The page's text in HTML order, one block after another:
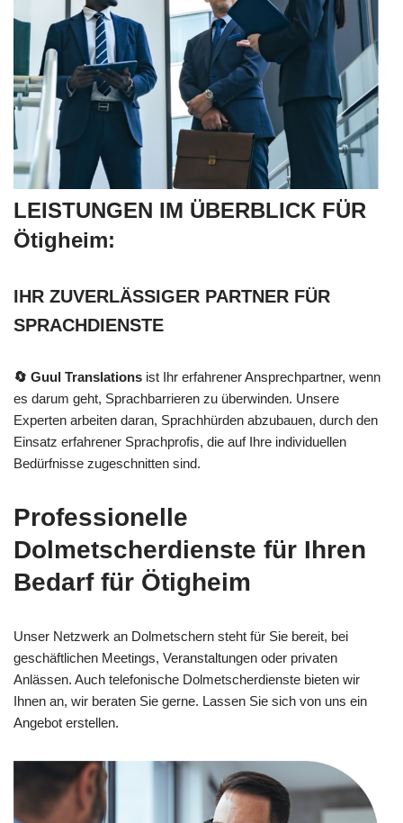
LEISTUNGEN IM ÜBERBLICK FÜR
Ötigheim:
IHR ZUVERLÄSSIGER PARTNER FÜR
SPRACHDIENSTE
🔄 Guul Translations ist Ihr erfahrener Ansprechpartner, wenn
es darum geht, Sprachbarrieren zu überwinden. Unsere
Experten arbeiten daran, Sprachhürden abzubauen, durch den
Einsatz erfahrener Sprachprofis, die auf Ihre individuellen
Bedürfnisse zugeschnitten sind.
Professionelle
Dolmetscherdienste für Ihren
Bedarf für Ötigheim
Unser Netzwerk an Dolmetschern steht für Sie bereit, bei
geschäftlichen Meetings, Veranstaltungen oder privaten
Anlässen. Auch telefonische Dolmetscherdienste bieten wir
Ihnen an, wir beraten Sie gerne. Lassen Sie sich von uns ein
Angebot erstellen.